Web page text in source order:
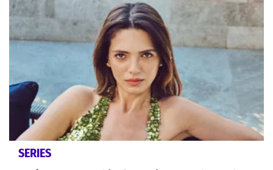
SERIES